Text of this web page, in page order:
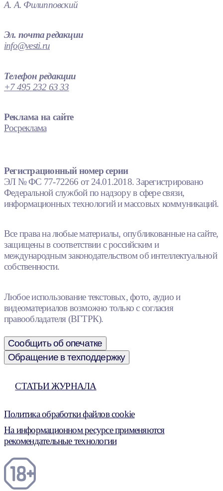
А. А. Филипповский
Эл. почта редакции
info@vesti.ru
Телефон редакции
+7 495 232 63 33
Реклама на сайте
Росреклама
Регистрационный номер серии
ЭЛ № ФС 77-72266 от 24.01.2018. Зарегистрировано
Федеральной службой по надзору в сфере связи,
информационных технологий и массовых коммуникаций.
Все права на любые материалы, опубликованные на сайте,
защищены в соответствии с российским и
международным законодательством об интеллектуальной
собственности.
Любое использование текстовых, фото, аудио и
видеоматериалов возможно только с согласия
правообладателя (ВГТРК).
Сообщить об опечатке
Обращение в техподдержку
СТАТЬИ ЖУРНАЛА
Политика обработки файлов cookie
На информационном ресурсе применяются
рекомендательные технологии